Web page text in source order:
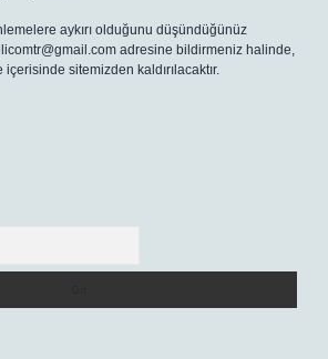
aykırı olduğunu düşündüğünüz
adresine bildirmeniz halinde,
sitemizden kaldırılacaktır.